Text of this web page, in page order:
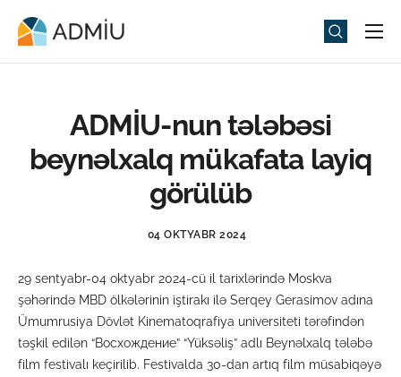
Universitet
Tədbirlər
ADMIU Sİ
eMağaza
ADMİU-nun tələbəsi
beynəlxalq mükafata layiq
görülüb
04 OKTYABR 2024
29 sentyabr-04 oktyabr 2024-cü il tarixlərində Moskva
şəhərində MBD ölkələrinin iştirakı ilə Serqey Gerasimov adına
Ümumrusiya Dövlət Kinematoqrafiya universiteti tərəfindən
təşkil edilən “Восхождение” “Yüksəliş” adlı Beynəlxalq tələbə
film festivalı keçirilib. Festivalda 30-dan artıq film müsabiqəyə